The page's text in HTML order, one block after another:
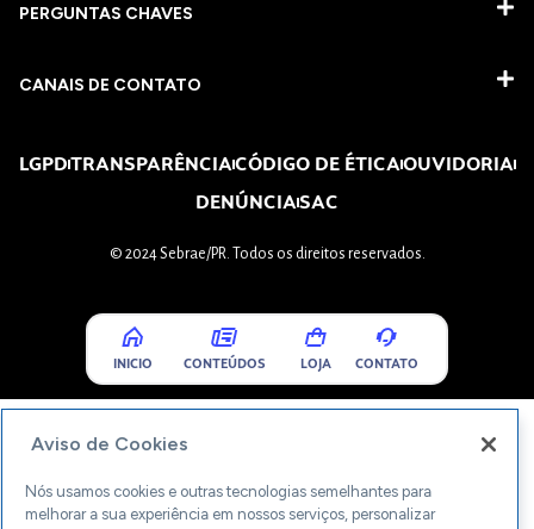
PERGUNTAS CHAVES​
CANAIS DE CONTATO
LGPDTRANSPARÊNCIACÓDIGO DE ÉTICAOUVIDORIA
DENÚNCIASAC
© 2024 Sebrae/PR. Todos os direitos reservados.
INICIO CONTEÚDOS LOJA CONTATO
Aviso de Cookies
Nós usamos cookies e outras tecnologias semelhantes para
melhorar a sua experiência em nossos serviços, personalizar